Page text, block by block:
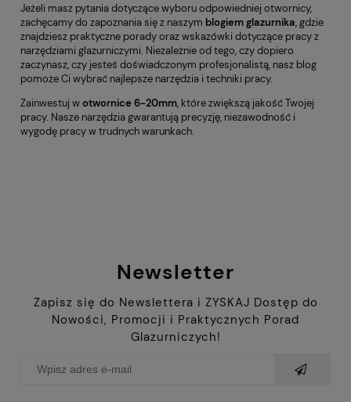
Jeżeli masz pytania dotyczące wyboru odpowiedniej otwornicy,
zachęcamy do zapoznania się z naszym blogiem glazurnika, gdzie
znajdziesz praktyczne porady oraz wskazówki dotyczące pracy z
narzędziami glazurniczymi. Niezależnie od tego, czy dopiero
zaczynasz, czy jesteś doświadczonym profesjonalistą, nasz blog
pomoże Ci wybrać najlepsze narzędzia i techniki pracy.
Zainwestuj wotwornice 6-20mm, które zwiększą jakość Twojej
pracy. Nasze narzędzia gwarantują precyzję, niezawodność i
wygodę pracy w trudnych warunkach.
Newsletter
Zapisz się do Newslettera i ZYSKAJ Dostęp do
Nowości, Promocji i Praktycznych Porad
Glazurniczych!